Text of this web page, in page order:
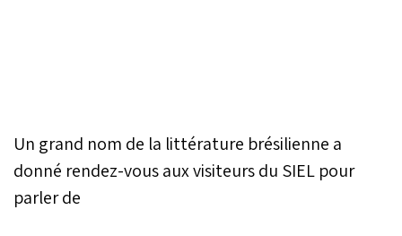
Un grand nom de la littérature brésilienne a
donné rendez-vous aux visiteurs du SIEL pour
parler de